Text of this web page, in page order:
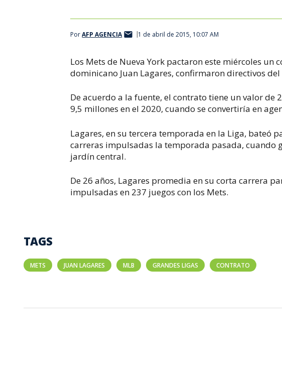
PorAFP AGENCIA 1 de abril de 2015, 10:07 AM
Los Mets de Nueva York pactaron este miércoles un
dominicano Juan Lagares, confirmaron directivos
De acuerdo a la fuente, el contrato tiene un valor
9,5 millones en el 2020, cuando se convertiría en
Lagares, en su tercera temporada en la Liga, bateó
carreras impulsadas la temporada pasada, cuando
jardín central.
De 26 años, Lagares promedia en su corta carrera
impulsadas en 237 juegos con los Mets.
TAGS
METS JUAN LAGARES MLB GRANDES LIGAS CONTRATO